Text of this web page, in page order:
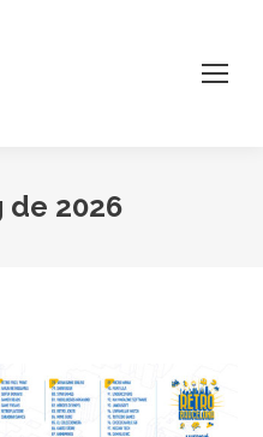
de 2026